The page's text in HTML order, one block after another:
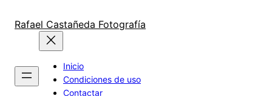
Rafael Castañeda Fotografía
Inicio
Condiciones de uso
Contactar